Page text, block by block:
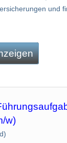
und
w)